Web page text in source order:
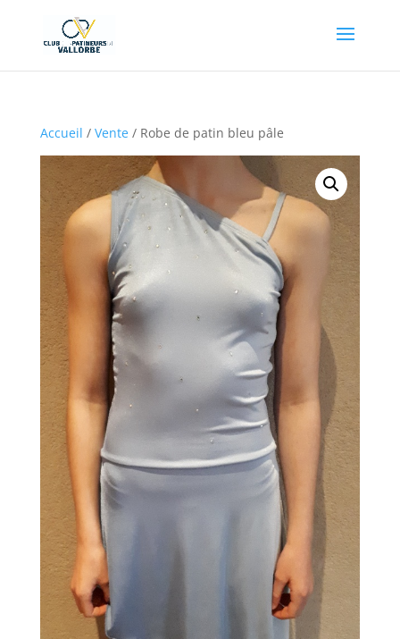
Accueil / Vente/ Robe de patin bleu pâle